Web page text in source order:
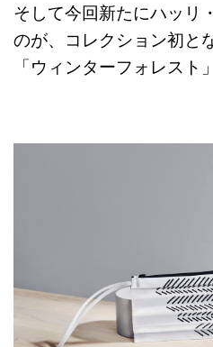
そして今回新たにハッリ
のが、コレクション初と
「ウィンターフォレスト」